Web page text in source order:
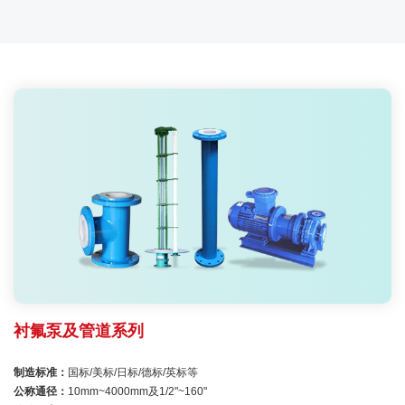
衬氟泵及管道系列
制造标准： 国标/美标/日标/德标/英标等
公称通径： 10mm~4000mm及1/2"~160"